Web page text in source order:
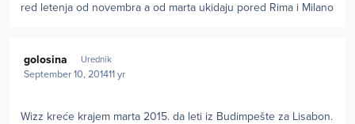
red letenja od novembra a od marta ukidaju pored Rima i Milano
golosina Urednik
September 10, 201411 yr
Wizz kreće krajem marta 2015. da leti iz Budimpešte za Lisabon.